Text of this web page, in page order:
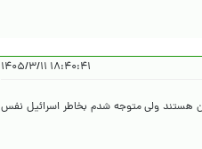
۱۸:۴۰:۴۱ ۱۴۰۵/۳/۱۱
هستند ولی متوجه شدم بخاطر اسرائیل نفس